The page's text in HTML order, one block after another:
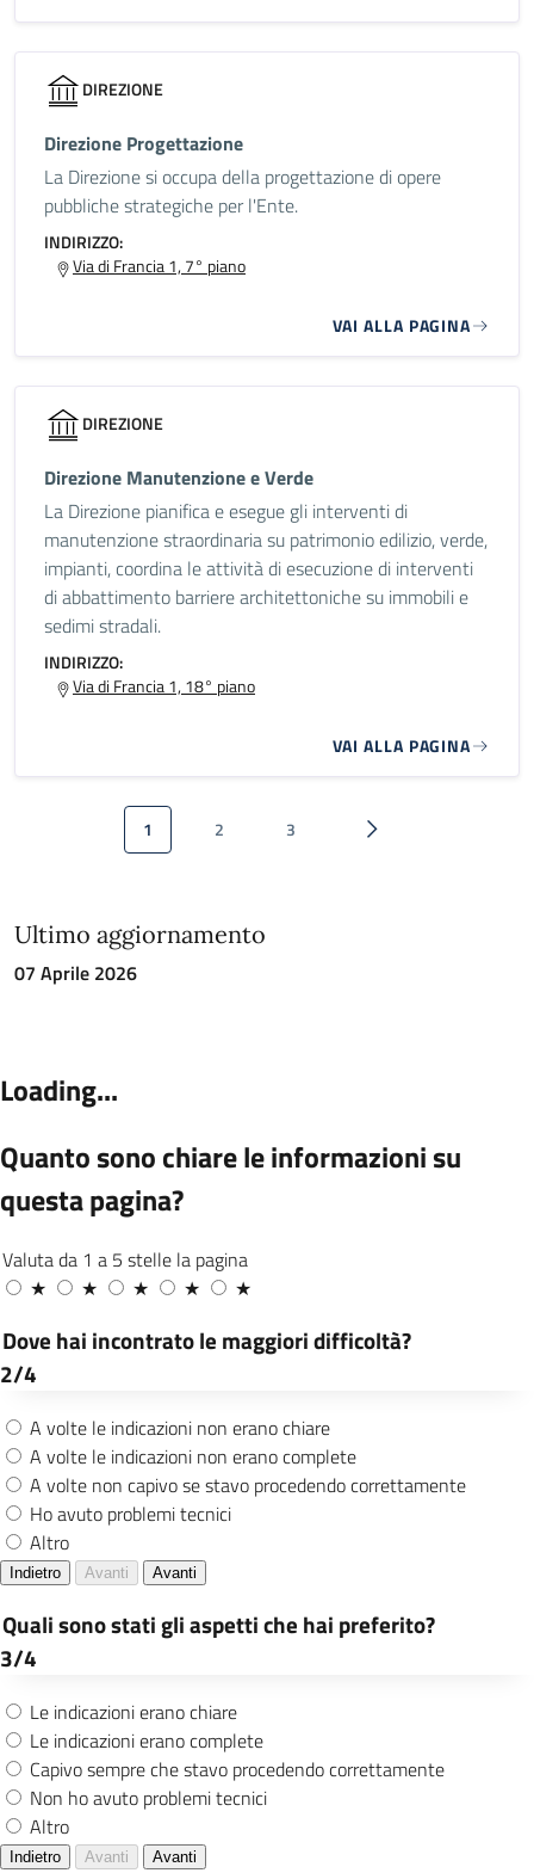
DIREZIONE
Direzione Progettazione
La Direzione si occupa della progettazione di opere
pubbliche strategiche per l'Ente.
INDIRIZZO:
Via di Francia 1, 7° piano
VAI ALLA PAGINA
DIREZIONE
Direzione Manutenzione e Verde
La Direzione pianifica e esegue gli interventi di
manutenzione straordinaria su patrimonio edilizio, verde,
impianti, coordina le attività di esecuzione di interventi
di abbattimento barriere architettoniche su immobili e
sedimi stradali.
INDIRIZZO:
Via di Francia 1, 18° piano
VAI ALLA PAGINA
Paginazione
Pagina attuale
1 Pagina
2 Pagina
3 Pagina successiva
Ultimo aggiornamento
07 Aprile 2026